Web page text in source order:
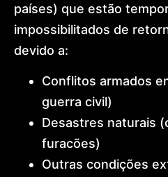
países) que estão
impossibilitados de
devido a:
Conflitos armados
guerra civil)
Desastres naturais
furacões)
Outras condições